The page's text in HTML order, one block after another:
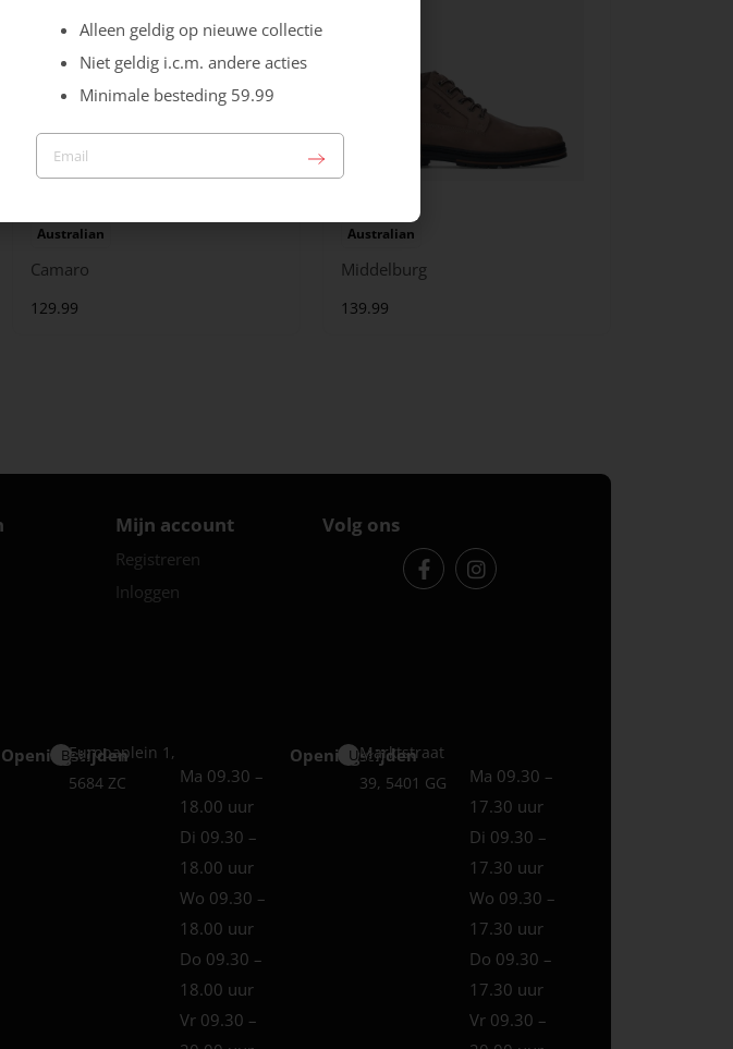
Australian
Camaro
129.99
Australian
Middelburg
139.99
Mijn account
Registreren
Inloggen
Volg ons
Openingstijden
Best
Europaplein 1,
5684 ZC
Ma 09.30 –
18.00 uur
Di 09.30 –
18.00 uur
Wo 09.30 –
18.00 uur
Do 09.30 –
18.00 uur
Vr 09.30 –
Openingstijden
Uden
Marktstraat
39, 5401 GG
Ma 09.30 –
17.30 uur
Di 09.30 –
17.30 uur
Wo 09.30 –
17.30 uur
Do 09.30 –
17.30 uur
Vr 09.30 –
Alleen geldig op nieuwe collectie
Niet geldig i.c.m. andere acties
Minimale besteding 59.99